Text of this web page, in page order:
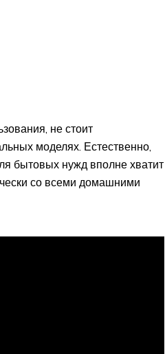
не стоит
моделях. Естественно,
бытовых нужд вполне хватит
со всеми домашними